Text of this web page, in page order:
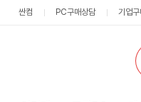
싼컴 PC구매상담 기업